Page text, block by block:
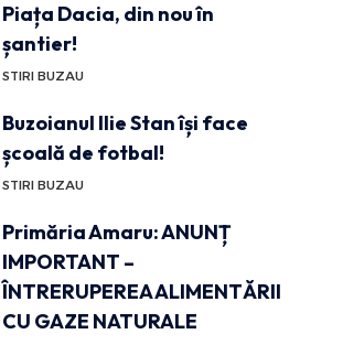
Piața Dacia, din nou în
șantier!
STIRI BUZAU
Buzoianul Ilie Stan își face
școală de fotbal!
STIRI BUZAU
Primăria Amaru: ANUNȚ
IMPORTANT –
ÎNTRERUPEREA ALIMENTĂRII
CU GAZE NATURALE